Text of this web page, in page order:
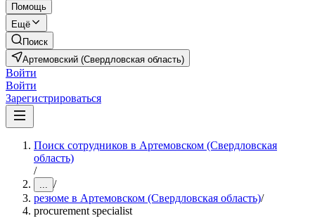
Помощь
Ещё
Поиск
Артемовский (Свердловская область)
Войти
Войти
Зарегистрироваться
Поиск сотрудников в Артемовском (Свердловская
область)
/
... /
резюме в Артемовском (Свердловская область)/
procurement specialist